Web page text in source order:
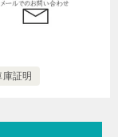
庫証明